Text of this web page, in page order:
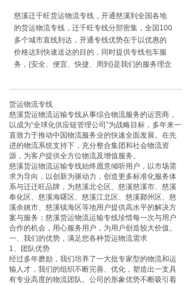
慈溪迁千旺货运物流专线，开通慈溪到全国各地
的货运物流专线，迁千旺专线分部密集，全国100
多个城市直线到达，开通专线优势在于以优惠的
价格达到快速送达的目的，同时提供专线包车服
务，{安全、便宜、快捷、周到}是我们的服务理念
货运物流专线
慈溪货运物流运输专线从事综合物流服务的运营商，
以成为“全球化供应链管理公司”为战略目标，多年来一
直致力于推动中国物流服务业的快速全面发展。在先
进的物流系统支持下，充分整合集团和社会物流资
源，为客户提供全方位物流及增值服务。
慈溪货运物流运输专线始终愿意倾听用户，以市场需
求为导向，以创新为驱动力，创造更多标准化服务体
系与迁迁旺品牌，为慈溪北仑区、慈溪慈溪市、慈溪
奉化区、慈溪海曙区、慈溪江北区、慈溪鄞州区、慈
溪余姚市、慈溪镇海区等地用户提供高水平的解决方
案与服务；慈溪货运物流运输专线珍惜每一次与用户
合作的机会，用心服务用户，为用户创造较大价值。
一、我们的优势，满足您各种货运物流需求
1、团队优势
经过多年磨励，我们培养了一大批专家型的物流和运
输人才，我们的组织不断完善、优化，塑造出一支具
有专业高度的物流团队。公司的形象优势不断吸引着